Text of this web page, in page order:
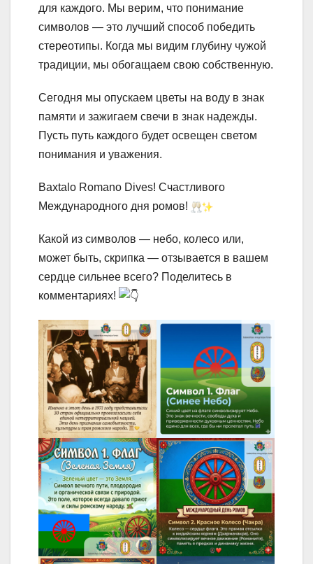
для каждого. Мы верим, что понимание
символов — это лучший способ победить
стереотипы. Когда мы видим глубину чужой
традиции, мы обогащаем свою собственную.
Сегодня мы опускаем цветы на воду в знак
памяти и зажигаем свечи в знак надежды.
Пусть путь каждого будет освещен светом
понимания и уважения.
Baxtalo Romano Dives! Счастливого
Международного дня ромов!
Какой из символов — небо, колесо или,
может быть, скрипка — отзывается в вашем
сердце сильнее всего? Поделитесь в
комментариях!